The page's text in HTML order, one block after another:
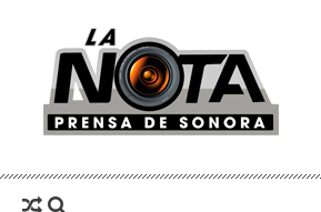
La Nota Prensa De Sonora